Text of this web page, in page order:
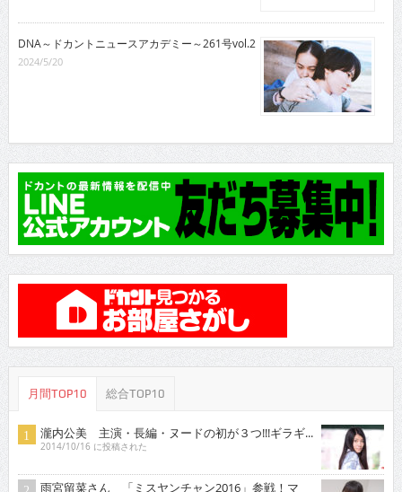
DNA～ドカントニュースアカデミー～261号vol.2
2024/5/20
月間TOP10 総合TOP10
瀧内公美 主演・長編・ヌードの初が３つ!!!ギラギ...
2014/10/16 に投稿された
雨宮留菜さん 「ミスヤンチャン2016」参戦！マ